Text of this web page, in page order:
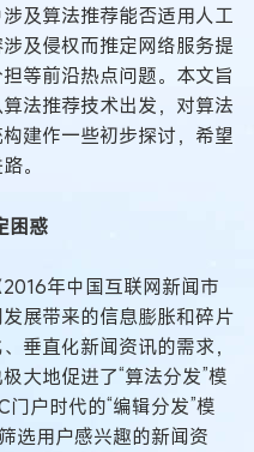
及算法推荐能否适用人工
及侵权而推定网络服务提
等前沿热点问题。本文旨
法推荐技术出发，对算法
建作一些初步探讨，希望
。
困惑
年中国互联网新闻市
展带来的信息膨胀和碎片
垂直化新闻资讯的需求，
大地促进了“算法分发”模
户时代的“编辑分发”模
选用户感兴趣的新闻资